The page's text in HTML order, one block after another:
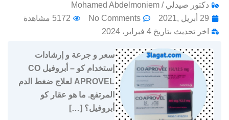
دكتور صيدلي / Mohamed Abdelmoniem
29 أبريل ,2021
No Comments
5172 مشاهدة
اخر تحديث بتاريخ 4 فبراير، 2024
سعر و جرعة و إرشادات
إستخدام كو – أبروفيل CO
APROVEL لعلاج ضغط الدم
المرتفع. ما هو عقار كو
أبروفيل؟ […]